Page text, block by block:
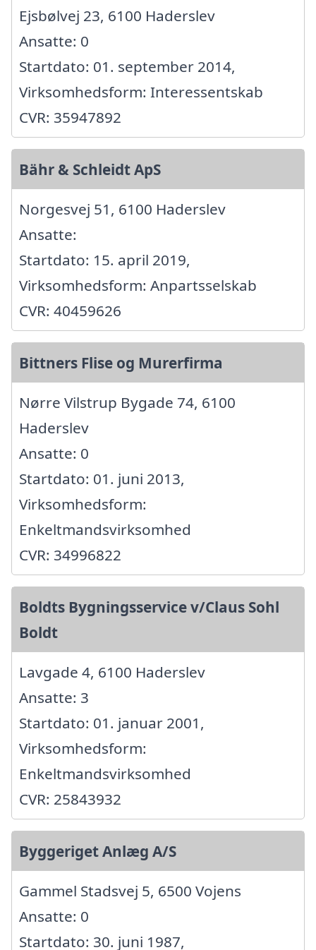
Ejsbølvej 23, 6100 Haderslev
Ansatte: 0
Startdato: 01. september 2014,
Virksomhedsform: Interessentskab
CVR: 35947892
Bähr & Schleidt ApS
Norgesvej 51, 6100 Haderslev
Ansatte:
Startdato: 15. april 2019,
Virksomhedsform: Anpartsselskab
CVR: 40459626
Bittners Flise og Murerfirma
Nørre Vilstrup Bygade 74, 6100
Haderslev
Ansatte: 0
Startdato: 01. juni 2013,
Virksomhedsform:
Enkeltmandsvirksomhed
CVR: 34996822
Boldts Bygningsservice v/Claus Sohl
Boldt
Lavgade 4, 6100 Haderslev
Ansatte: 3
Startdato: 01. januar 2001,
Virksomhedsform:
Enkeltmandsvirksomhed
CVR: 25843932
Byggeriget Anlæg A/S
Gammel Stadsvej 5, 6500 Vojens
Ansatte: 0
Startdato: 30. juni 1987,